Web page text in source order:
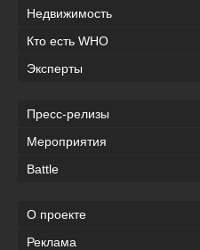
Недвижимость
Кто есть WHO
Эксперты
Пресс-релизы
Мероприятия
Battle
О проекте
Реклама